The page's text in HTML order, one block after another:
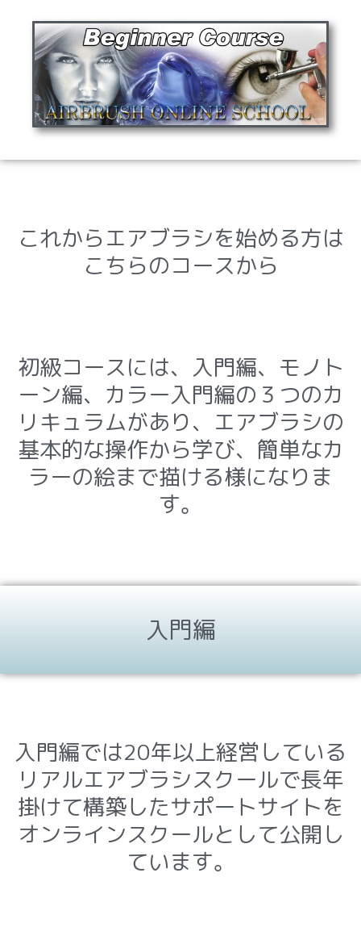
これからエアブラシを始める方は
こちらのコースから
初級コースには、入門編、モノト
ーン編、カラー入門編の３つのカ
リキュラムがあり、エアブラシの
基本的な操作から学び、簡単なカ
ラーの絵まで描ける様になりま
す。
入門編
入門編では20年以上経営している
リアルエアブラシスクールで長年
掛けて構築したサポートサイトを
オンラインスクールとして公開し
ています。